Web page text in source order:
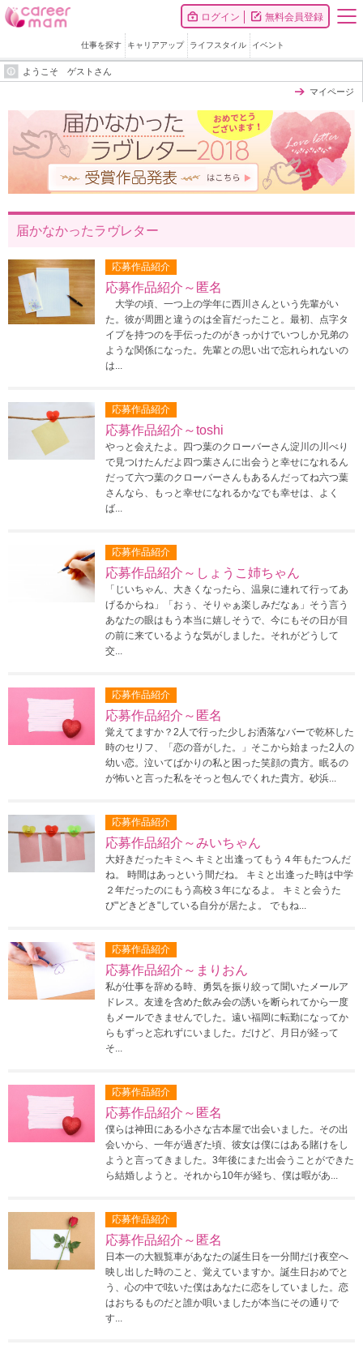
ログイン 無料会員登録
仕事を探す キャリアアップ ライフスタイル イベント
ようこそ ゲストさん
マイページ
届かなかったラヴレター
応募作品紹介
応募作品紹介～匿名
大学の頃、一つ上の学年に西川さんという先輩がい
た。彼が周囲と違うのは全盲だったこと。最初、点字タ
イプを持つのを手伝ったのがきっかけでいつしか兄弟の
ような関係になった。先輩との思い出で忘れられないの
は...
応募作品紹介
応募作品紹介～toshi
やっと会えたよ。四つ葉のクローバーさん淀川の川べり
で見つけたんだよ四つ葉さんに出会うと幸せになれるん
だって六つ葉のクローバーさんもあるんだってね六つ葉
さんなら、もっと幸せになれるかなでも幸せは、よく
ば...
応募作品紹介
応募作品紹介～しょうこ姉ちゃん
「じいちゃん、大きくなったら、温泉に連れて行ってあ
げるからね」「おぅ、そりゃぁ楽しみだなぁ」そう言う
あなたの眼はもう本当に嬉しそうで、今にもその日が目
の前に来ているような気がしました。それがどうして
交...
応募作品紹介
応募作品紹介～匿名
覚えてますか？2人で行った少しお洒落なバーで乾杯した
時のセリフ、「恋の音がした。」そこから始まった2人の
幼い恋。泣いてばかりの私と困った笑顔の貴方。眠るの
が怖いと言った私をそっと包んでくれた貴方。砂浜...
応募作品紹介
応募作品紹介～みいちゃん
大好きだったキミへ キミと出逢ってもう４年もたつんだ
ね。 時間はあっという間だね。 キミと出逢った時は中学
２年だったのにもう高校３年になるよ。 キミと会うた
び"どきどき"している自分が居たよ。 でもね...
応募作品紹介
応募作品紹介～まりおん
私が仕事を辞める時、勇気を振り絞って聞いたメールア
ドレス。友達を含めた飲み会の誘いを断られてから一度
もメールできませんでした。遠い福岡に転勤になってか
らもずっと忘れずにいました。だけど、月日が経って
そ...
応募作品紹介
応募作品紹介～匿名
僕らは神田にある小さな古本屋で出会いました。その出
会いから、一年が過ぎた頃、彼女は僕にはある賭けをし
ようと言ってきました。3年後にまた出会うことができた
ら結婚しようと。それから10年が経ち、僕は暇があ...
応募作品紹介
応募作品紹介～匿名
日本一の大観覧車があなたの誕生日を一分間だけ夜空へ
映し出した時のこと、覚えていますか。誕生日おめでと
う、心の中で呟いた僕はあなたに恋をしていました。恋
はおちるものだと誰か唄いましたが本当にその通りで
す...